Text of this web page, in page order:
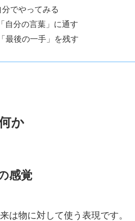
でやってみる
自分の言葉」に通す
最後の一手」を残す
か
感覚
は物に対して使う表現です。